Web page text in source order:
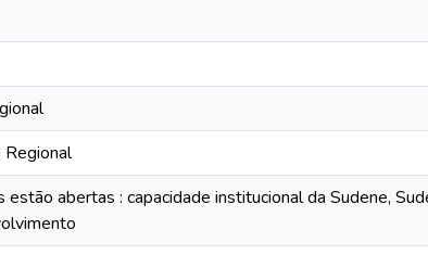
estão abertas : capacidade institucional da Sudene,